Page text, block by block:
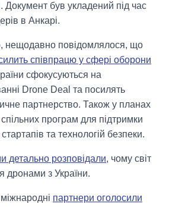
Документ був укладений під час
в Анкарі.
нещодавно повідомлялося, що
співпрацю у сфері оборони
сфокусуються на
Drone Deal та посилять
партнерство. Також у планах
програм для підтримки
та технологій безпеки.
детально розповідали, чому світ
дронами з України.
партнери оголосили